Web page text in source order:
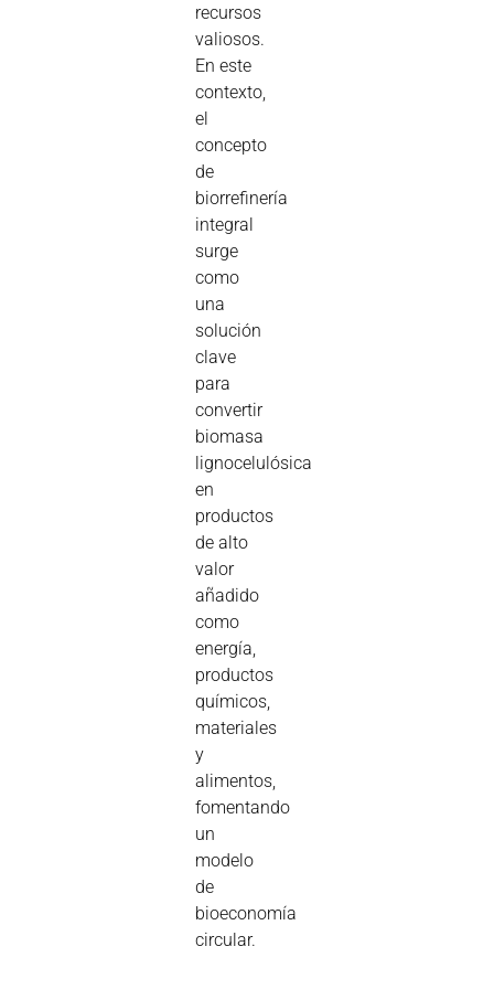
recursos
valiosos.
En este
contexto,
el
concepto
de
biorrefinería
integral
surge
como
una
solución
clave
para
convertir
biomasa
lignocelulósica
en
productos
de alto
valor
añadido
como
energía,
productos
químicos,
materiales
y
alimentos,
fomentando
un
modelo
de
bioeconomía
circular.